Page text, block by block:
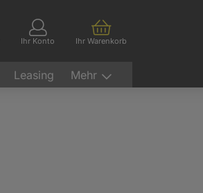
Ihr Konto Ihr Warenkorb
Leasing Mehr